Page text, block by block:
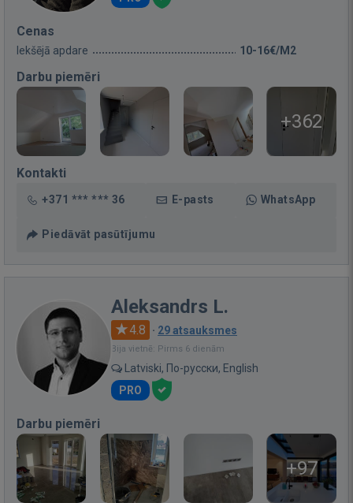
Cenas
Iekšējā apdare 10-16€/M2
Darbu piemēri
+362
Kontakti
+371 *** *** 36 E-pasts WhatsApp
Piedāvāt pasūtījumu
Aleksandrs L.
4.8 · 29 atsauksmes
Bija vietnē: Pirms 6 dienām
Latviski, По-русски, English
PRO
Darbu piemēri
+97